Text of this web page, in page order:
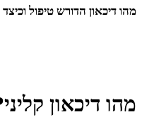
מהו דיכאון הדורש טיפול
מהו דיכאון